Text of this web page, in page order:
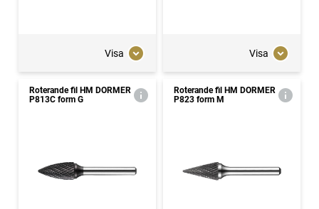
Visa Visa
Roterande fil HM DORMER
P813C form G
Roterande fil HM DORMER
P823 form M